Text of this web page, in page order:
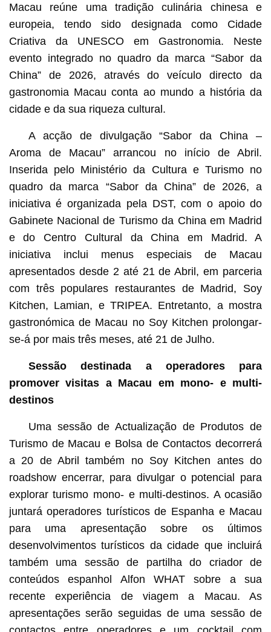
Macau reúne uma tradição culinária chinesa e
europeia, tendo sido designada como Cidade
Criativa da UNESCO em Gastronomia. Neste
evento integrado no quadro da marca “Sabor da
China” de 2026, através do veículo directo da
gastronomia Macau conta ao mundo a história da
cidade e da sua riqueza cultural.
A acção de divulgação “Sabor da China –
Aroma de Macau” arrancou no início de Abril.
Inserida pelo Ministério da Cultura e Turismo no
quadro da marca “Sabor da China” de 2026, a
iniciativa é organizada pela DST, com o apoio do
Gabinete Nacional de Turismo da China em Madrid
e do Centro Cultural da China em Madrid. A
iniciativa inclui menus especiais de Macau
apresentados desde 2 até 21 de Abril, em parceria
com três populares restaurantes de Madrid, Soy
Kitchen, Lamian, e TRIPEA. Entretanto, a mostra
gastronómica de Macau no Soy Kitchen prolongar-
se-á por mais três meses, até 21 de Julho.
Sessão destinada a operadores para
promover visitas a Macau em mono- e multi-
destinos
Uma sessão de Actualização de Produtos de
Turismo de Macau e Bolsa de Contactos decorrerá
a 20 de Abril também no Soy Kitchen antes do
roadshow encerrar, para divulgar o potencial para
explorar turismo mono- e multi-destinos. A ocasião
juntará operadores turísticos de Espanha e Macau
para uma apresentação sobre os últimos
desenvolvimentos turísticos da cidade que incluirá
também uma sessão de partilha do criador de
conteúdos espanhol Alfon WHAT sobre a sua
recente experiência de viagem a Macau. As
apresentações serão seguidas de uma sessão de